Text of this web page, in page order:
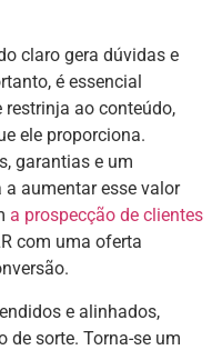
claro gera dúvidas e
é essencial
ao conteúdo,
ele proporciona.
garantias e um
aumentar esse valor
a prospecção de clientes
com uma oferta
e alinhados,
de sorte. Torna-se um